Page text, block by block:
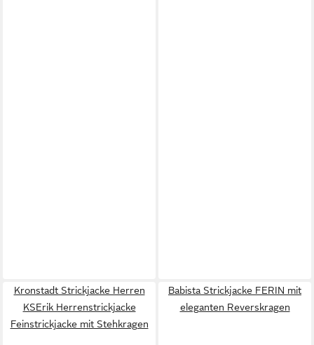
Kronstadt Strickjacke Herren
KSErik Herrenstrickjacke
Feinstrickjacke mit Stehkragen
Babista Strickjacke FERIN mit
eleganten Reverskragen